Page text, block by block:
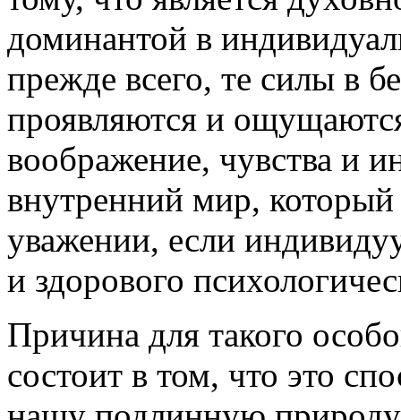
доминантой в
прежде всего, те силы в
проявляются и
воображение, чувства и
внутренний мир,
уважении, если
и здорового
Причина для такого
состоит в том, что это